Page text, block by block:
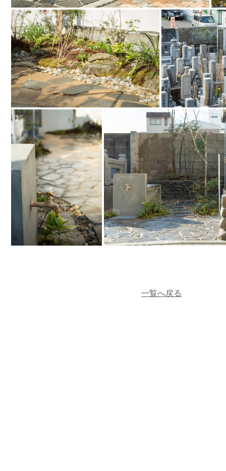
一覧へ戻る